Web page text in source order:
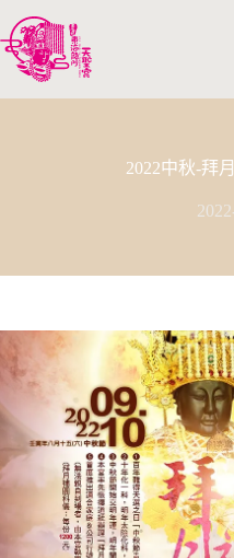
至
主
2022中秋-拜